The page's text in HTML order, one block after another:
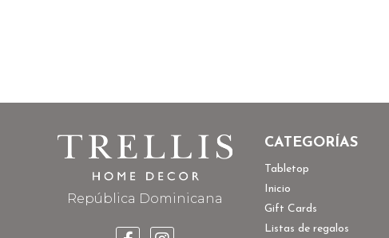
República Dominicana
CATEGORÍAS
Tabletop
Inicio
Gift Cards
Listas de regalos